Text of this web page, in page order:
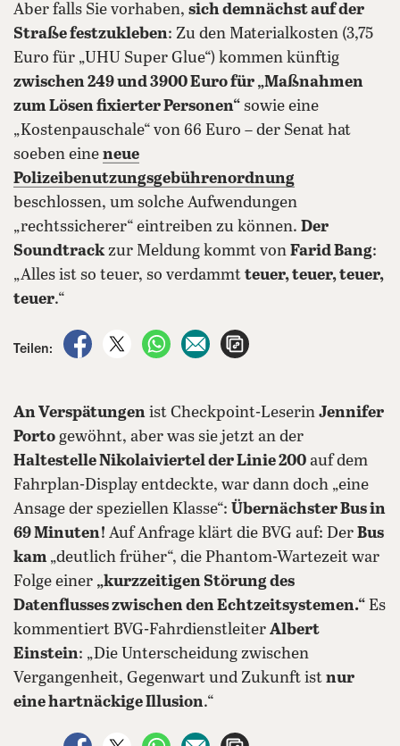
Aber falls Sie vorhaben, sich demnächst auf der
Straße festzukleben: Zu den Materialkosten (3,75
Euro für „UHU Super Glue“) kommen künftig
zwischen 249 und 3900 Euro für „Maßnahmen
zum Lösen fixierter Personen“ sowie eine
„Kostenpauschale“ von 66 Euro – der Senat hat
soeben eine neue
Polizeibenutzungsgebührenordnung
beschlossen, um solche Aufwendungen
„rechtssicherer“ eintreiben zu können. Der
Soundtrackzur Meldung kommt von Farid Bang:
„Alles ist so teuer, so verdammt teuer, teuer, teuer,
teuer.“
Teilen:
auf Facebook teilen
auf X teilenper WhatsApp teilen
per E-Mail teilen
An Verspätungen ist Checkpoint-Leserin Jennifer
Porto gewöhnt, aber was sie jetzt an der
Haltestelle Nikolaiviertel der Linie 200 auf dem
Fahrplan-Display entdeckte, war dann doch „eine
Ansage der speziellen Klasse“: Übernächster Bus in
69 Minuten! Auf Anfrage klärt die BVG auf: Der Bus
kam „deutlich früher“, die Phantom-Wartezeit war
Folge einer „kurzzeitigen Störung des
Datenflusses zwischen den Echtzeitsystemen.“ Es
kommentiert BVG-Fahrdienstleiter Albert
Einstein: „Die Unterscheidung zwischen
Vergangenheit, Gegenwart und Zukunft ist nur
eine hartnäckige Illusion.“
auf Facebook teilen
auf X teilenper WhatsApp teilen
per E-Mail teilen